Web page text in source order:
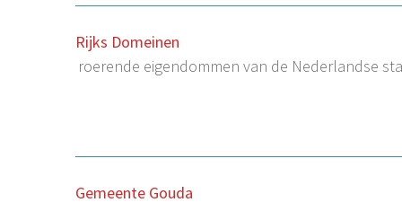
Rijks Domeinen
roerende eigendommen van de Nederlandse
Gemeente Gouda